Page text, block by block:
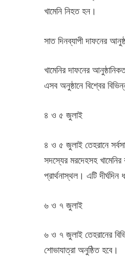
খামেনি নিহত হন।
সাত দিনব্যাপী দাফনের
খামেনির দাফনের
এসব অনুষ্ঠানে বিশ্বের
৪ ও ৫ জুলাই
৪ ও ৫ জুলাই তেহরানে
সদস্যের মরদেহসহ খামেনির
প্রার্থনাস্থল। এটি
৬ ও ৭ জুলাই
৬ ও ৭ জুলাই তেহরানের
শোভাযাত্রা অনুষ্ঠিত হবে।